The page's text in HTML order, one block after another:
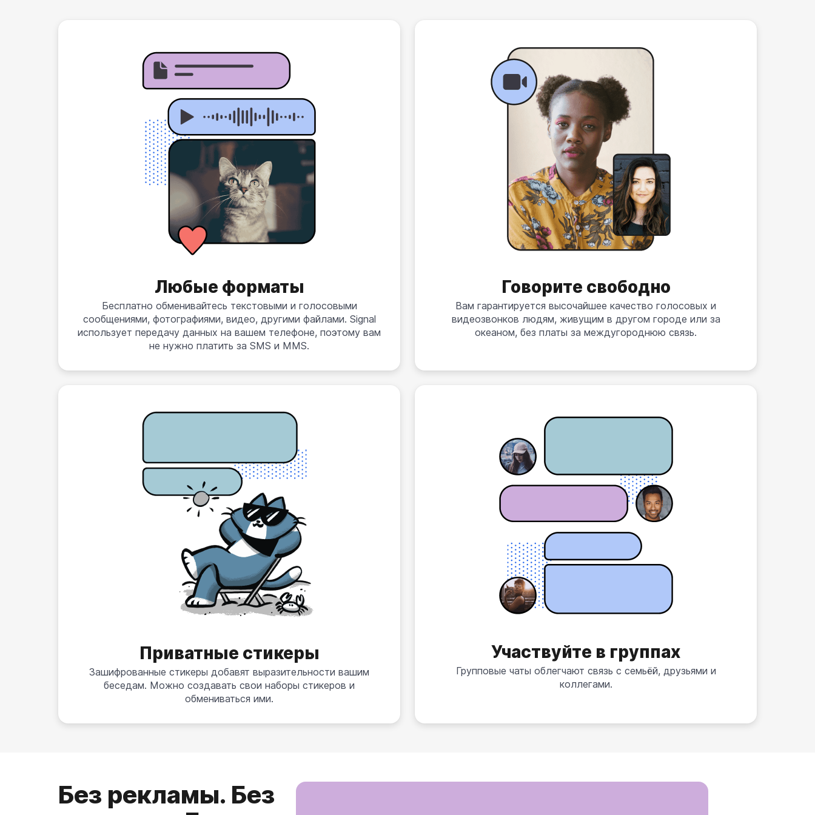
Любые форматы
Бесплатно обменивайтесь текстовыми и голосовыми
сообщениями, фотографиями, видео, другими файлами. Signal
использует передачу данных на вашем телефоне, поэтому вам
не нужно платить за SMS и MMS.
Говорите свободно
Вам гарантируется высочайшее качество голосовых и
видеозвонков людям, живущим в другом городе или за
океаном, без платы за междугороднюю связь.
Приватные стикеры
Зашифрованные стикеры добавят выразительности вашим
беседам. Можно создавать свои наборы стикеров и
обмениваться ими.
Участвуйте в группах
Групповые чаты облегчают связь с семьёй, друзьями и
коллегами.
Без рекламы. Без